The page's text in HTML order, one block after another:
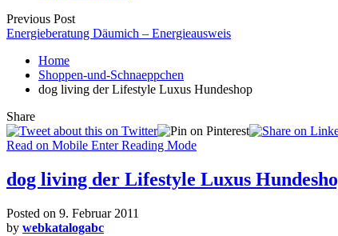
Previous Post
Energieberatung Däumich – Energieausweis
Home
Shoppen-und-Schnaeppchen
dog living der Lifestyle Luxus Hundeshop
Share
Read on Mobile Enter Reading Mode
dog living der Lifestyle Luxus
Posted on 9. Februar 2011
by webkatalogabc